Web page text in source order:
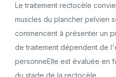
Le traitement rectocèle
muscles du plancher pelvien
commencent à présenter un
de traitement dépendent de
personneElle est évaluée en